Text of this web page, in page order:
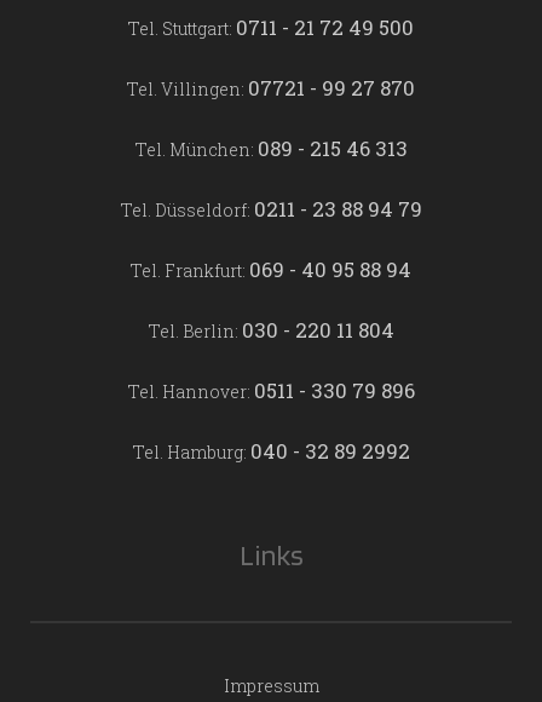
Tel. Stuttgart: 0711 - 21 72 49 500
Tel. Villingen: 07721 - 99 27 870
Tel. München: 089 - 215 46 313
Tel. Düsseldorf: 0211 - 23 88 94 79
Tel. Frankfurt: 069 - 40 95 88 94
Tel. Berlin: 030 - 220 11 804
Tel. Hannover: 0511 - 330 79 896
Tel. Hamburg: 040 - 32 89 2992
Links
Impressum